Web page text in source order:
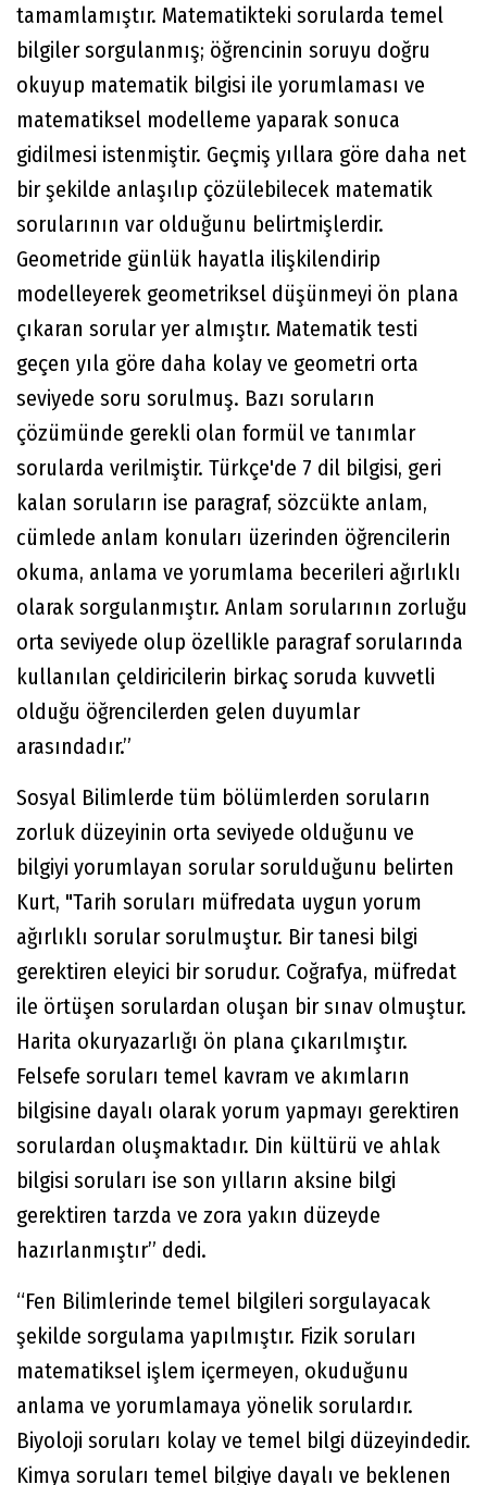
tamamlamıştır. Matematikteki sorularda temel
bilgiler sorgulanmış; öğrencinin soruyu doğru
okuyup matematik bilgisi ile yorumlaması ve
matematiksel modelleme yaparak sonuca
gidilmesi istenmiştir. Geçmiş yıllara göre daha net
bir şekilde anlaşılıp çözülebilecek matematik
sorularının var olduğunu belirtmişlerdir.
Geometride günlük hayatla ilişkilendirip
modelleyerek geometriksel düşünmeyi ön plana
çıkaran sorular yer almıştır. Matematik testi
geçen yıla göre daha kolay ve geometri orta
seviyede soru sorulmuş. Bazı soruların
çözümünde gerekli olan formül ve tanımlar
sorularda verilmiştir. Türkçe'de 7 dil bilgisi, geri
kalan soruların ise paragraf, sözcükte anlam,
cümlede anlam konuları üzerinden öğrencilerin
okuma, anlama ve yorumlama becerileri ağırlıklı
olarak sorgulanmıştır. Anlam sorularının zorluğu
orta seviyede olup özellikle paragraf sorularında
kullanılan çeldiricilerin birkaç soruda kuvvetli
olduğu öğrencilerden gelen duyumlar
arasındadır.”
Sosyal Bilimlerde tüm bölümlerden soruların
zorluk düzeyinin orta seviyede olduğunu ve
bilgiyi yorumlayan sorular sorulduğunu belirten
Kurt, "Tarih soruları müfredata uygun yorum
ağırlıklı sorular sorulmuştur. Bir tanesi bilgi
gerektiren eleyici bir sorudur. Coğrafya, müfredat
ile örtüşen sorulardan oluşan bir sınav olmuştur.
Harita okuryazarlığı ön plana çıkarılmıştır.
Felsefe soruları temel kavram ve akımların
bilgisine dayalı olarak yorum yapmayı gerektiren
sorulardan oluşmaktadır. Din kültürü ve ahlak
bilgisi soruları ise son yılların aksine bilgi
gerektiren tarzda ve zora yakın düzeyde
hazırlanmıştır” dedi.
“Fen Bilimlerinde temel bilgileri sorgulayacak
şekilde sorgulama yapılmıştır. Fizik soruları
matematiksel işlem içermeyen, okuduğunu
anlama ve yorumlamaya yönelik sorulardır.
Biyoloji soruları kolay ve temel bilgi düzeyindedir.
Kimya soruları temel bilgiye dayalı ve beklenen